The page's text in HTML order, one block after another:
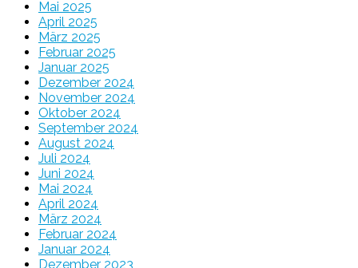
Mai 2025
April 2025
März 2025
Februar 2025
Januar 2025
Dezember 2024
November 2024
Oktober 2024
September 2024
August 2024
Juli 2024
Juni 2024
Mai 2024
April 2024
März 2024
Februar 2024
Januar 2024
Dezember 2023